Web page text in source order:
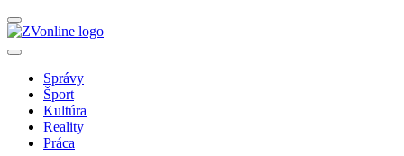
Správy
Šport
Kultúra
Reality
Práca